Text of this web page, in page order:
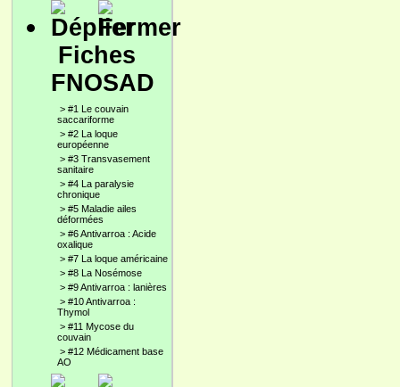
Fiches
FNOSAD
> #1 Le couvain
saccariforme
> #2 La loque
européenne
> #3 Transvasement
sanitaire
> #4 La paralysie
chronique
> #5 Maladie ailes
déformées
> #6 Antivarroa : Acide
oxalique
> #7 La loque américaine
> #8 La Nosémose
> #9 Antivarroa : lanières
> #10 Antivarroa :
Thymol
> #11 Mycose du
couvain
> #12 Médicament base
AO